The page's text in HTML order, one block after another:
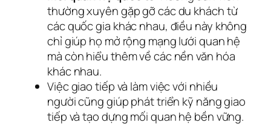
thường xuyên gặp gỡ các du khách từ
các quốc gia khác nhau, điều này không
chỉ giúp họ mở rộng mạng lưới quan hệ
mà còn hiểu thêm về các nền văn hóa
khác nhau.
Việc giao tiếp và làm việc với nhiều
người cũng giúp phát triển kỹ năng giao
tiếp và tạo dựng mối quan hệ bền vững.